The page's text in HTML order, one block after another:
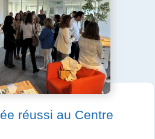
réussi au Centre